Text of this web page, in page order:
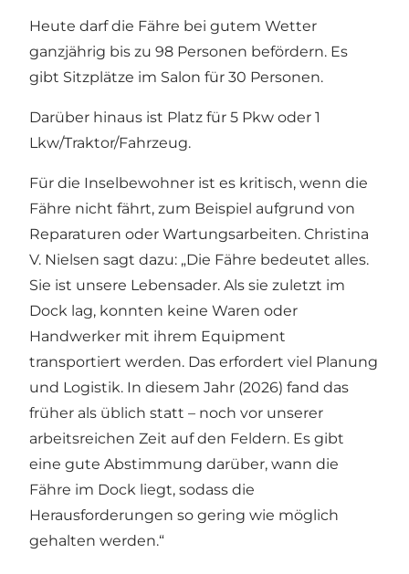
Heute darf die Fähre bei gutem Wetter
ganzjährig bis zu 98 Personen befördern. Es
gibt Sitzplätze im Salon für 30 Personen.
Darüber hinaus ist Platz für 5 Pkw oder 1
Lkw/Traktor/Fahrzeug.
Für die Inselbewohner ist es kritisch, wenn die
Fähre nicht fährt, zum Beispiel aufgrund von
Reparaturen oder Wartungsarbeiten. Christina
V. Nielsen sagt dazu: „Die Fähre bedeutet alles.
Sie ist unsere Lebensader. Als sie zuletzt im
Dock lag, konnten keine Waren oder
Handwerker mit ihrem Equipment
transportiert werden. Das erfordert viel Planung
und Logistik. In diesem Jahr (2026) fand das
früher als üblich statt – noch vor unserer
arbeitsreichen Zeit auf den Feldern. Es gibt
eine gute Abstimmung darüber, wann die
Fähre im Dock liegt, sodass die
Herausforderungen so gering wie möglich
gehalten werden.“